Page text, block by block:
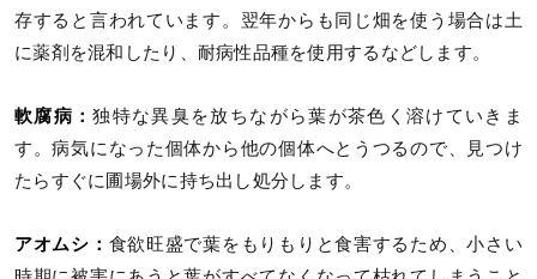
存すると言われています。翌年からも同じ畑を使う場合は土
に薬剤を混和したり、耐病性品種を使用するなどします。
軟腐病：独特な異臭を放ちながら葉が茶色く溶けていきま
す。病気になった個体から他の個体へとうつるので、見つけ
たらすぐに圃場外に持ち出し処分します。
アオムシ： 食欲旺盛で葉をもりもりと食害するため、小さい